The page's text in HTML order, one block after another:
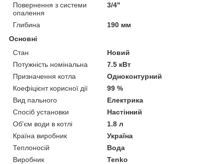
Повернення з системи
опалення
3/4"
Глибина
190 мм
Основні
Стан
Новий
Потужність номінальна
7.5 кВт
Призначення котла
Одноконтурний
Коефіцієнт корисної дії
99 %
Вид пального
Електрика
Спосіб установки
Настінний
Об'єм води в котлі
1.8 л
Країна виробник
Україна
Теплоносій
Вода
Виробник
Tenko